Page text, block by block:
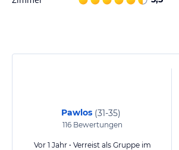
Pawlos (31-35)
116Bewertungen
Vor 1 Jahr • Verreist als Gruppe im